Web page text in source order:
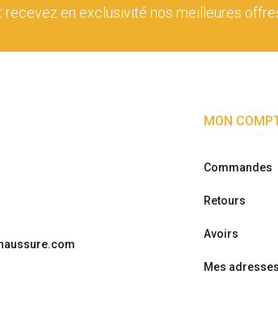
recevez en exclusivité nos meilleures
MON
Commandes
Retours
Avoirs
Mes adresses